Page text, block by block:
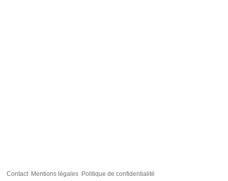
Contact Mentions légales Politique de confidentialité